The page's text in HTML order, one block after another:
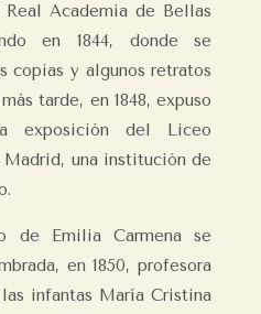
Academia de Bellas
en 1844, donde se
copias y algunos retratos
tarde, en 1848, expuso
exposición del Liceo
una institución de
de Emilia Carmena se
en 1850, profesora
infantas María Cristina